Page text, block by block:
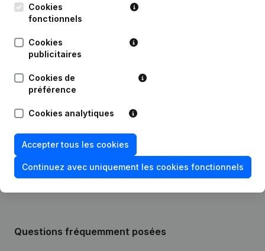
19-06-2008 Siège Social
Constitution
Questions fréquemment posées
Cookies
fonctionnels
Cookies
publicitaires
Cookies de
préférence
Cookies analytiques
Accepter tous les cookies
Continuez avec uniquement les cookies fonctionnels